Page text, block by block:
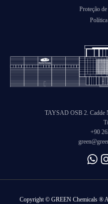
Proteção
TAYSAD OSB 2. Cadde
+90
Copyright © GREEN Chemicals ®